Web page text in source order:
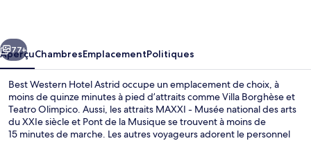
Astrid
Suivant
77+
AperçuChambresEmplacementPolitiques
Best Western Hotel Astrid occupe un emplacement de choix, à
moins de quinze minutes à pied d’attraits comme Villa Borghèse et
Teatro Olimpico. Aussi, les attraits MAXXI - Musée national des arts
du XXIe siècle et Pont de la Musique se trouvent à moins de
15 minutes de marche. Les autres voyageurs adorent le personnel